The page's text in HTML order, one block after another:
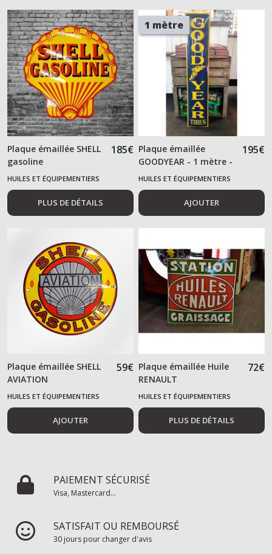
Plaque émaillée SHELL
gasoline
185€
HUILES ET ÉQUIPEMENTIERS
AUTOMOBILES
PLUS DE DÉTAILS
1 mètre
Plaque émaillée
GOODYEAR - 1 mètre -
195€
HUILES ET ÉQUIPEMENTIERS
AUTOMOBILES
AJOUTER
Plaque émaillée SHELL
AVIATION
59€
HUILES ET ÉQUIPEMENTIERS
AUTOMOBILES
AJOUTER
Plaque émaillée Huile
RENAULT
72€
HUILES ET ÉQUIPEMENTIERS
AUTOMOBILES
PLUS DE DÉTAILS
PAIEMENT SÉCURISÉ
Visa, Mastercard...
SATISFAIT OU REMBOURSÉ
30 jours pour changer d'avis